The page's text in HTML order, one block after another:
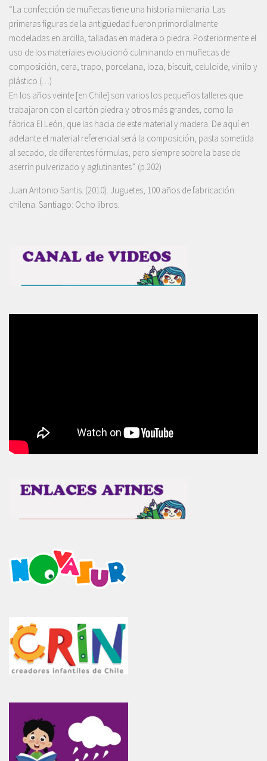
“La confección de muñecas tiene una historia milenaria. Las
primeras figuras de la antigüedad fueron primordialmente
modeladas en arcilla, talladas en madera o piedra. Posteriormente el
uso de los materiales evolucionó culminando en muñecas de
composición, cera, trapo, porcelana, loza, biscuit, celuloide, vinilo y
plástico (…)
En los años veinte [en Chile] son varios los pequeños talleres que
trabajaron con el cartón piedra y otros más grandes, como la
fábrica El León, que las hacia de este material y madera. De aquí en
adelante el material referencial será la composición, pasta sometida
al secado, de diferentes fórmulas, pero siempre sobre la base de
aserrín pulverizado y aglutinantes”. (p.202)
Juan Antonio Santis. (2010). Juguetes, 100 años de fabricación
chilena. Santiago: Ocho libros.